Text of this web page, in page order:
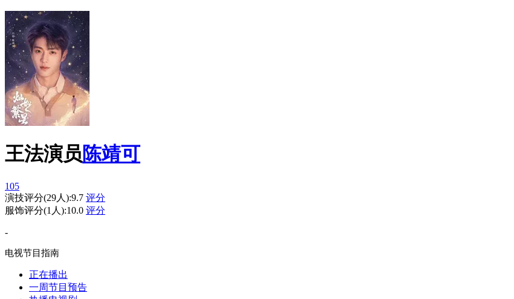
王法演员陈靖可
105
演技评分(29人):9.7 评分
服饰评分(1 人):10.0 评分
-
电视节目指南
正在播出
一周节目预告